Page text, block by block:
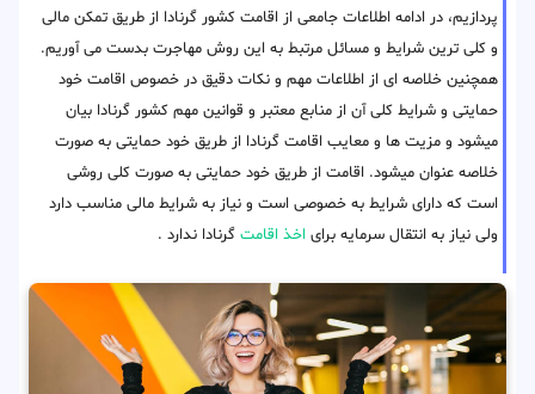
پردازیم، در ادامه اطلاعات جامعی از اقامت کشور گرنادا از طریق تمکن مالی
و کلی ترین شرایط و مسائل مرتبط به این روش مهاجرت بدست می آوریم.
همچنین خلاصه ای از اطلاعات مهم و نکات دقیق در خصوص اقامت خود
حمایتی و شرایط کلی آن از منابع معتبر و قوانین مهم کشور گرنادا بیان
میشود و مزیت ها و معایب اقامت گرنادا از طریق خود حمایتی به صورت
خلاصه عنوان میشود. اقامت از طریق خود حمایتی به صورت کلی روشی
است که دارای شرایط به خصوصی است و نیاز به شرایط مالی مناسب دارد
ولی نیاز به انتقال سرمایه برای اخذ اقامت گرنادا ندارد .